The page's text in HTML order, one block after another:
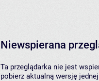
Niewspierana
Ta przeglądarka nie jest
pobierz aktualną wersję